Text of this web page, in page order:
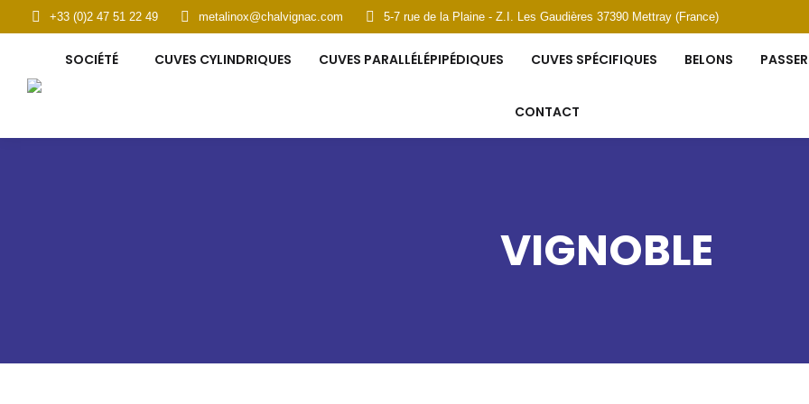
+33 (0)2 47 51 22 49 metalinox@chalvignac.com 5-7 rue de la Plaine - Z.I. Les Gaudières 37390 Mettray (France)
SOCIÉTÉ CUVES CYLINDRIQUES CUVES PARALLÉLÉPIPÉDIQUES CUVES SPÉCIFIQUES BELONS
CONTACT
VIGNOBLE